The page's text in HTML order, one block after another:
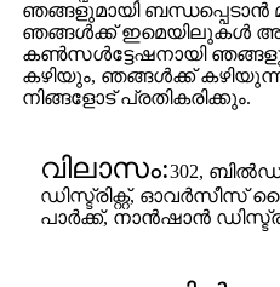
ഞങ്ങളുമായി ബന്ധപ്പെടാൻ
ഞങ്ങൾക്ക് ഇമെയിലുകൾ
കൺസൾട്ടേഷനായി
കഴിയും, ഞങ്ങൾക്ക്
നിങ്ങളോട് പ്രതികരിക്കും.
വിലാസം:302,
ഡിസ്ട്രിക്റ്റ്, ഓവർസീസ്
പാർക്ക്, നാൻഷാൻ